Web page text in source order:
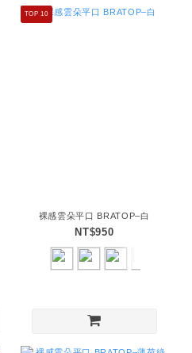
TOP 10
裸感雲朵平口 BRATOP–白
NT$950